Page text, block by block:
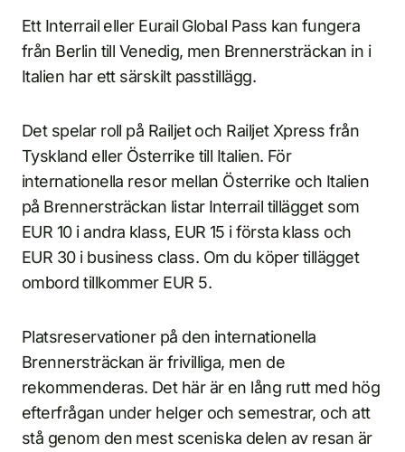
Ett Interrail eller Eurail Global Pass kan fungera
från Berlin till Venedig, men Brennersträckan in i
Italien har ett särskilt passtillägg.
Det spelar roll på Railjet och Railjet Xpress från
Tyskland eller Österrike till Italien. För
internationella resor mellan Österrike och Italien
på Brennersträckan listar Interrail tillägget som
EUR 10 i andra klass, EUR 15 i första klass och
EUR 30 i business class. Om du köper tillägget
ombord tillkommer EUR 5.
Platsreservationer på den internationella
Brennersträckan är frivilliga, men de
rekommenderas. Det här är en lång rutt med hög
efterfrågan under helger och semestrar, och att
stå genom den mest sceniska delen av resan är